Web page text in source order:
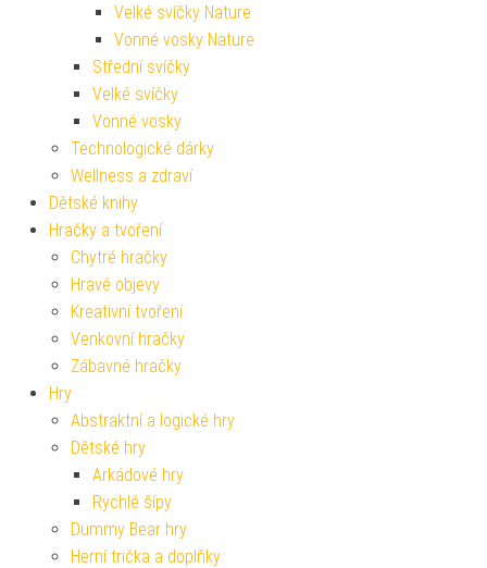
Velké svíčky Nature
Vonné vosky Nature
Střední svíčky
Velké svíčky
Vonné vosky
Technologické dárky
Wellness a zdraví
Dětské knihy
Hračky a tvoření
Chytré hračky
Hravé objevy
Kreativní tvoření
Venkovní hračky
Zábavné hračky
Hry
Abstraktní a logické hry
Dětské hry
Arkádové hry
Rychlé šípy
Dummy Bear hry
Herní trička a doplňky